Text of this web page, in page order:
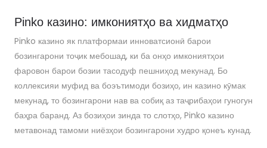
Pinko казино: имкониятҳо ва хидматҳо
Pinko казино як платформаи инноватсионӣ барои
бозингарони тоҷик мебошад, ки ба онҳо имкониятҳои
фаровон барои бозии тасодуф пешниҳод мекунад. Бо
коллексияи муфид ва боэътимоди бозиҳо, ин казино кӯмак
мекунад, то бозингарони нав ва собиқ аз таҷрибаҳои гуногун
баҳра баранд. Аз бозиҳои зинда то слотҳо, Pinko казино
метавонад тамоми ниёзҳои бозингарони худро қонеъ кунад.